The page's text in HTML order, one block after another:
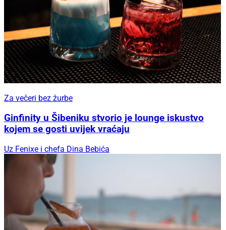
Za večeri bez žurbe
Ginfinity u Šibeniku stvorio je lounge iskustvo
kojem se gosti uvijek vraćaju
Uz Fenixe i chefa Dina Bebića